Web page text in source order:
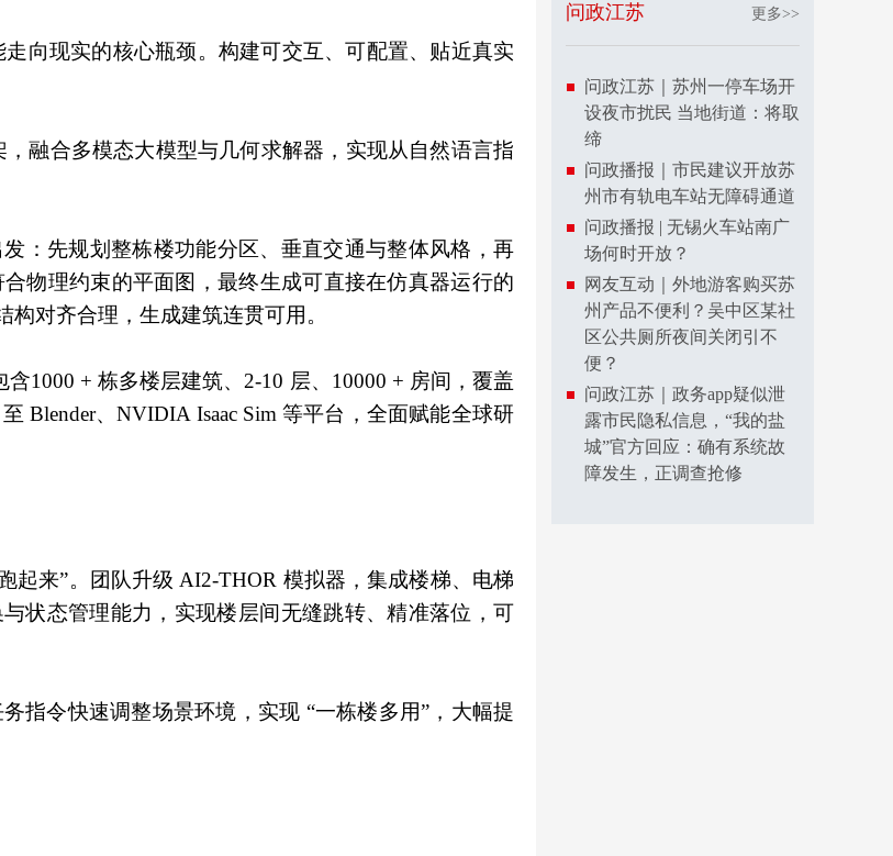
向现实的核心瓶颈。构建可交互、可配置、贴近真实
融合多模态大模型与几何求解器，实现从自然语言指
：先规划整栋楼功能分区、垂直交通与整体风格，再
物理约束的平面图，最终生成可直接在仿真器运行的
对齐合理，生成建筑连贯可用。
1000 + 栋多楼层建筑、2-10 层、10000 + 房间，覆盖
Blender、NVIDIA Isaac Sim 等平台，全面赋能全球研
起来”。团队升级 AI2-THOR 模拟器，集成楼梯、电梯
状态管理能力，实现楼层间无缝跳转、精准落位，可
指令快速调整场景环境，实现 “一栋楼多用”，大幅提
问政江苏 更多>>
问政江苏｜苏州一停车场开
设夜市扰民 当地街道：将取
缔
问政播报｜市民建议开放苏
州市有轨电车站无障碍通道
问政播报 | 无锡火车站南广
场何时开放？
网友互动｜外地游客购买苏
州产品不便利？吴中区某社
区公共厕所夜间关闭引不
便？
问政江苏｜政务app疑似泄
露市民隐私信息，“我的盐
城”官方回应：确有系统故
障发生，正调查抢修